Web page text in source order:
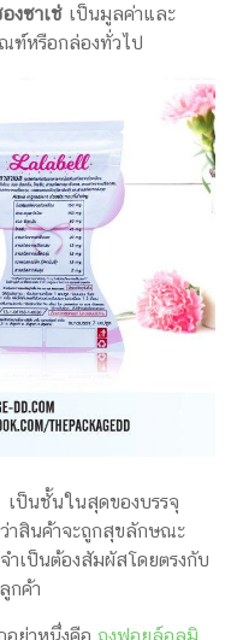
งซาเช่ เป็นมูลค่าและ
ฑ์หรือกล่องทั่วไป
เป็นชั้นในสุดของบรรจุ
าสินค้าจะถูกสุขลักษณะ
ำเป็นต้องสัมผัสโดยตรงกับ
กค้า